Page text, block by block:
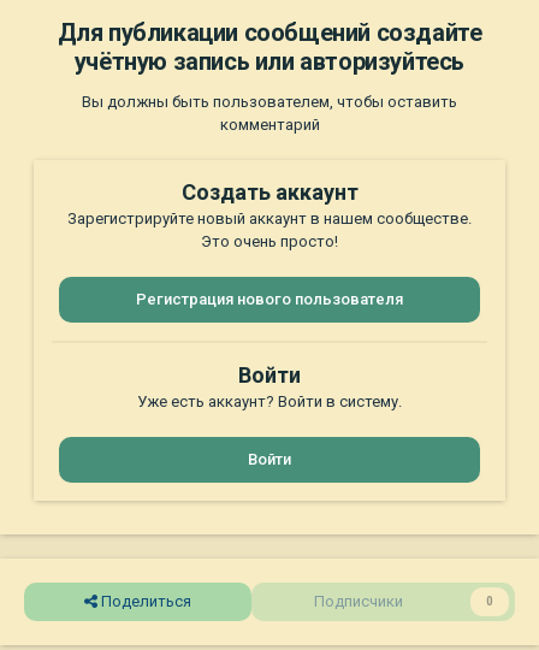
Для публикации сообщений создайте
учётную запись или авторизуйтесь
Вы должны быть пользователем, чтобы оставить
комментарий
Создать аккаунт
Зарегистрируйте новый аккаунт в нашем сообществе.
Это очень просто!
Регистрация нового пользователя
Войти
Уже есть аккаунт? Войти в систему.
Войти
Поделиться Подписчики 0